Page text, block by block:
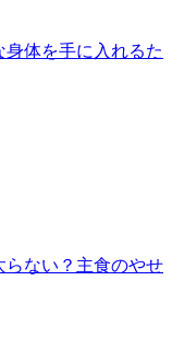
身体を手に入れるた
らない？主食のやせ